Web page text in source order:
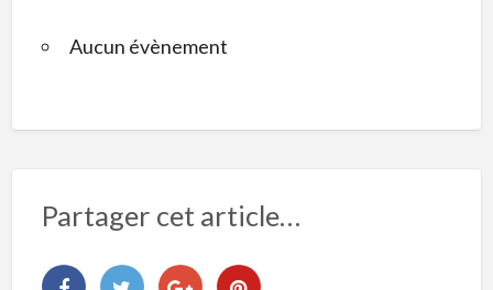
Aucun évènement
Partager cet article…